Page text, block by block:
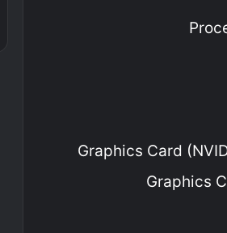
Graphics Card
Graphics